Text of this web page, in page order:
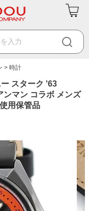
時計
スターク '63
ンマン コラボ メンズ
用保管品